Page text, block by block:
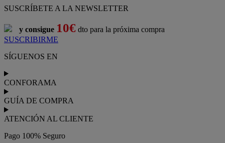
SUSCRÍBETE A LA NEWSLETTER
y consigue 10€ dto para la próxima compra
SUSCRIBIRME
SÍGUENOS EN
CONFORAMA
GUÍA DE COMPRA
ATENCIÓN AL CLIENTE
Pago 100% Seguro